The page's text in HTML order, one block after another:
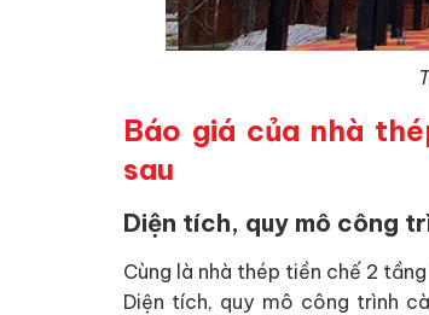
Báo giá của nhà
sau
Diện tích, quy mô công
Cùng là nhà thép tiền chế 2
Diện tích, quy mô công trình